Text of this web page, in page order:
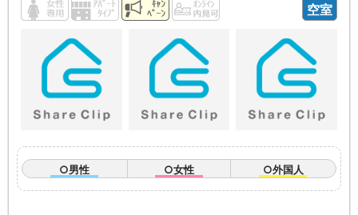
空室
○男性 ○女性 ○外国人